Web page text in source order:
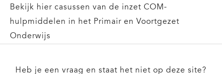
Bekijk hier casussen van de inzet COM-
hulpmiddelen in het Primair en Voortgezet
Onderwijs
Heb je een vraag en staat het niet op deze site?